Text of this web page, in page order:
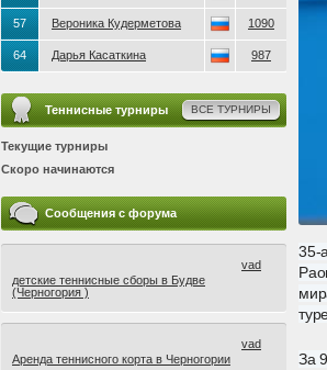
35-
За
57 Вероника Кудерметова 1090
64 Дарья Касаткина 987
Теннисные турниры ВСЕ ТУРНИРЫ
Текущие турниры
Скоро начинаются
Сообщения с форума
детские теннисные сборы в Будве
(Черногория )
vad
Аренда теннисного корта в Черногории
vad